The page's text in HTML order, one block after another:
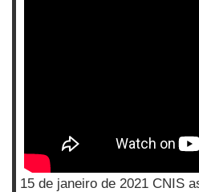
15 de janeiro de 2021 CNIS